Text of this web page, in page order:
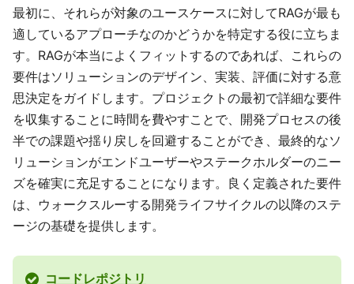
最初に、それらが対象のユースケースに対してRAGが最も
適しているアプローチなのかどうかを特定する役に立ちま
す。RAGが本当によくフィットするのであれば、これらの
要件はソリューションのデザイン、実装、評価に対する意
思決定をガイドします。プロジェクトの最初で詳細な要件
を収集することに時間を費やすことで、開発プロセスの後
半での課題や揺り戻しを回避することができ、最終的なソ
リューションがエンドユーザーやステークホルダーのニー
ズを確実に充足することになります。良く定義された要件
は、ウォークスルーする開発ライフサイクルの以降のステ
ージの基礎を提供します。
コードレポジトリ